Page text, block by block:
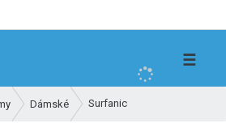
h
l
☰
Dámské Surfanic